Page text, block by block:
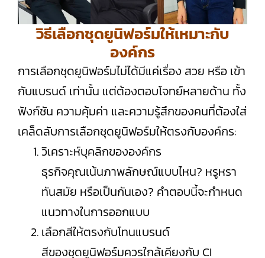
วิธีเลือกชุดยูนิฟอร์มให้เหมาะกับ
องค์กร
การเลือกชุดยูนิฟอร์มไม่ได้มีแค่เรื่อง สวย หรือ เข้า
กับแบรนด์ เท่านั้น แต่ต้องตอบโจทย์หลายด้าน ทั้ง
ฟังก์ชัน ความคุ้มค่า และความรู้สึกของคนที่ต้องใส่
เคล็ดลับการเลือกชุดยูนิฟอร์มให้ตรงกับองค์กร:
วิเคราะห์บุคลิกขององค์กร
ธุรกิจคุณเน้นภาพลักษณ์แบบไหน? หรูหรา
ทันสมัย หรือเป็นกันเอง? คำตอบนี้จะกำหนด
แนวทางในการออกแบบ
เลือกสีให้ตรงกับโทนแบรนด์
สีของชุดยูนิฟอร์มควรใกล้เคียงกับ CI